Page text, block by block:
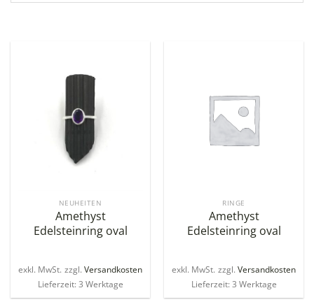
NEUHEITEN
Amethyst
Edelsteinring oval
exkl. MwSt. zzgl. Versandkosten
Lieferzeit: 3 Werktage
RINGE
Amethyst
Edelsteinring oval
exkl. MwSt. zzgl. Versandkosten
Lieferzeit: 3 Werktage